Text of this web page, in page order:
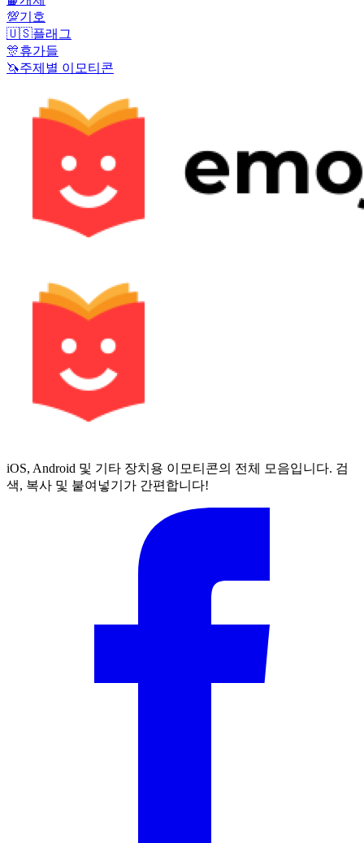
💯기호
🇺🇸플래그
🎊휴가들
🦄주제별 이모티콘
iOS, Android 및 기타 장치용 이모티콘의 전체 모음입니다. 검
색, 복사 및 붙여넣기가 간편합니다!